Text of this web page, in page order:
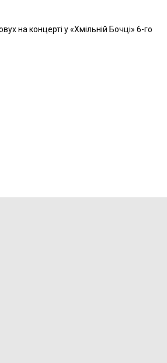
на концерті у «Хмільній Бочці» 6-го